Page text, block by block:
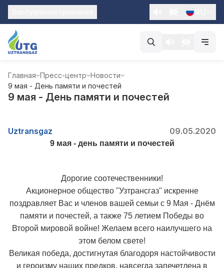
Главная Пресс-центр Новости
9 мая - День памяти и почестей
9 мая - День памяти и почестей
Uztransgaz 09.05.2020
9 мая - день памяти и почестей
Дорогие соотечественники!
Акционерное общество "Узтрансгаз" искренне
поздравляет Вас и членов вашей семьи с 9 Мая - Днём
памяти и почестей, а также 75 летием Победы во
Второй мировой войне! Желаем всего наилучшего на
этом белом свете!
Великая победа, достигнутая благодоря настойчивости
и героизму наших предков, навсегда запечетлена в